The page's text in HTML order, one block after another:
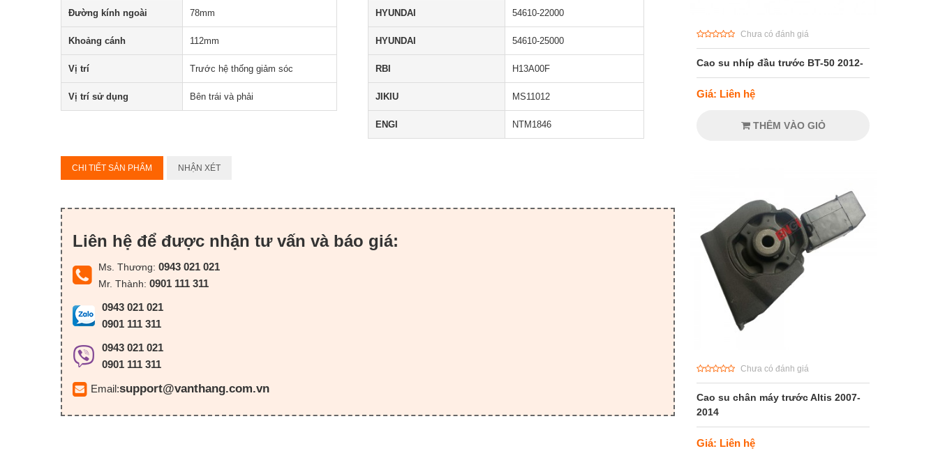
Đường kính ngoài 78mm
Khoảng cánh 112mm
Vị trí Trước hệ thống giảm sóc
Vị trí sử dụng Bên trái và phải
HYUNDAI 54610-22000
HYUNDAI 54610-25000
RBI H13A00F
JIKIU MS11012
ENGI NTM1846
CHI TIẾT SẢN PHẨM NHẬN XÉT
Liên hệ để được nhận tư vấn và báo giá:
Ms. Thương: 0943 021 021
Mr. Thành: 0901 111 311
0943 021 021
0901 111 311
0943 021 021
0901 111 311
Email:support@vanthang.com.vn
Chưa có đánh giá
Cao su nhíp đầu trước BT-50 2012-
Giá: Liên hệ
THÊM VÀO GIỎ
Chưa có đánh giá
Cao su chân máy trước Altis 2007-
2014
Giá: Liên hệ